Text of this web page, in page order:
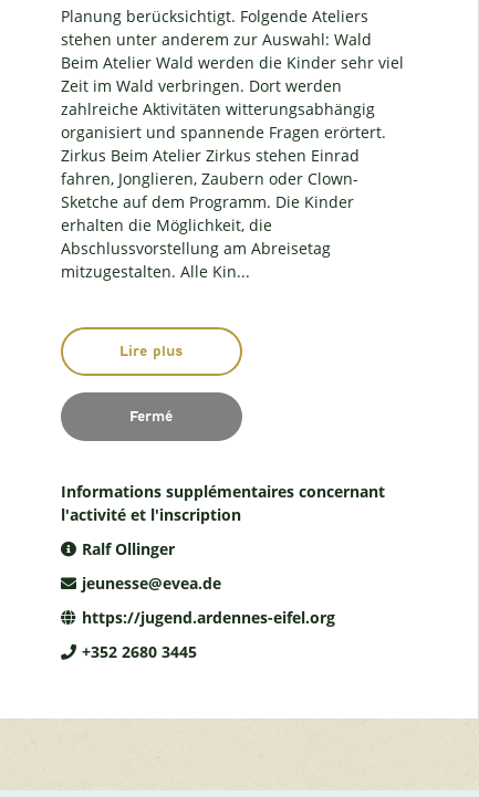
Planung berücksichtigt. Folgende Ateliers
stehen unter anderem zur Auswahl: Wald
Beim Atelier Wald werden die Kinder sehr viel
Zeit im Wald verbringen. Dort werden
zahlreiche Aktivitäten witterungsabhängig
organisiert und spannende Fragen erörtert.
Zirkus Beim Atelier Zirkus stehen Einrad
fahren, Jonglieren, Zaubern oder Clown-
Sketche auf dem Programm. Die Kinder
erhalten die Möglichkeit, die
Abschlussvorstellung am Abreisetag
mitzugestalten. Alle Kin...
Lire plus
Fermé
Informations supplémentaires concernant
l'activité et l'inscription
Ralf Ollinger
jeunesse@evea.de
https://jugend.ardennes-eifel.org
+352 2680 3445